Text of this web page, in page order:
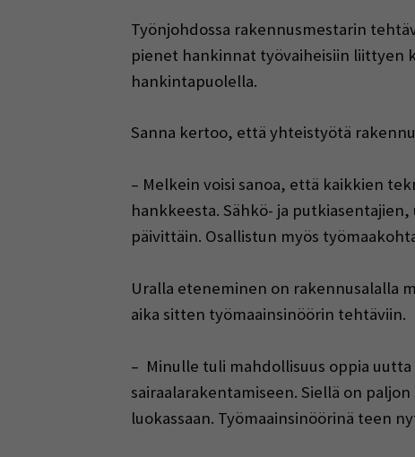
Työnjohdossa rakennusmestarin
pienet hankinnat työvaiheisiin liittyen
hankintapuolella.
Sanna kertoo, että yhteistyötä
– Melkein voisi sanoa, että kaikkien
hankkeesta. Sähkö- ja
päivittäin. Osallistun myös
Uralla eteneminen on rakennusalalla
aika sitten työmaainsinöörin tehtäviin.
– Minulle tuli mahdollisuus oppia uutta
sairaalarakentamiseen. Siellä on
luokassaan. Työmaainsinöörinä teen